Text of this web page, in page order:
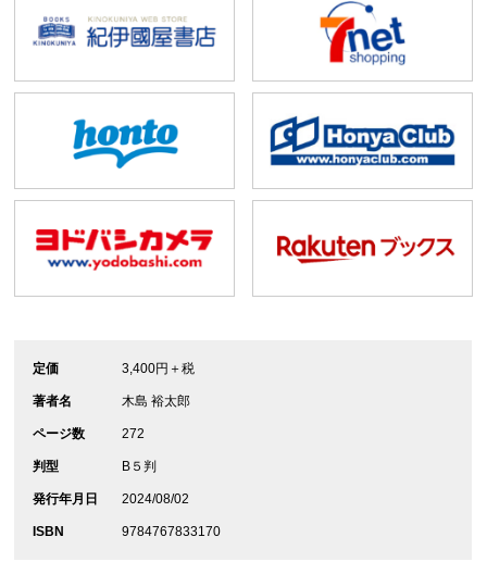
定価 3,400円＋税
著者名 木島 裕太郎
ページ数 272
判型 B５判
発行年月日 2024/08/02
ISBN 9784767833170